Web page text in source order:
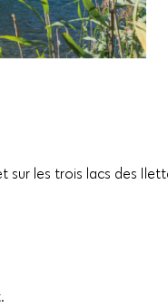
sur les trois lacs des